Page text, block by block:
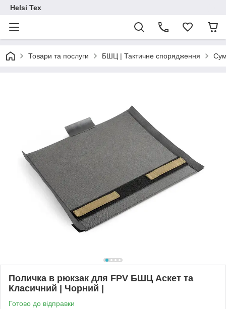
Helsi Tex
Товари та послуги БШЦ | Тактичне спорядження
Поличка в рюкзак для FPV БШЦ Аскет та
Класичний | Чорний |
Готово до відправки